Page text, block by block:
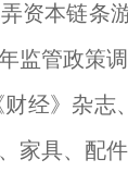
资本链条
监管政策
财经》杂
家具、配